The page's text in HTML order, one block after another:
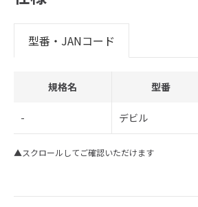
型番・JANコード
規格名 型番
- デビル
▲スクロールしてご確認いただけます